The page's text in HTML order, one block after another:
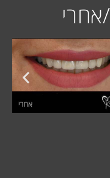
אחרי